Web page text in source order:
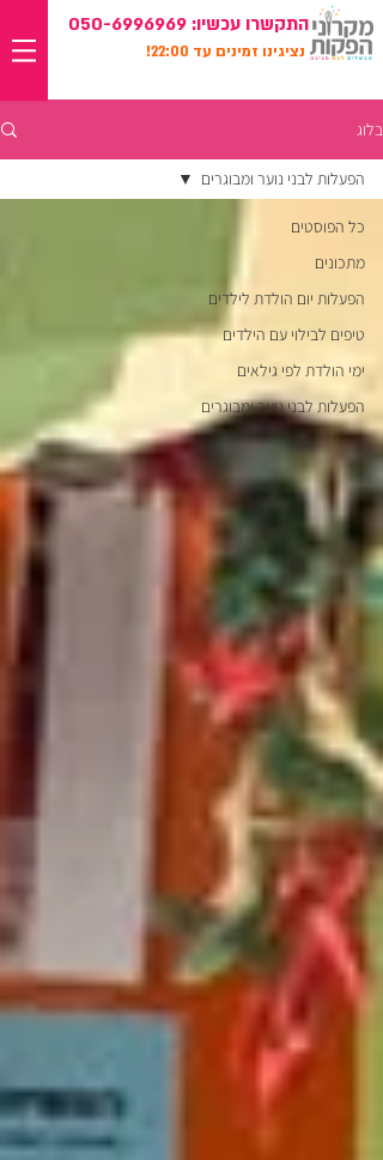
התקשרו עכשיו: 050-6996969
נציגינו זמינים עד 22:00!
בלוג
כל הפוסטים
מתכונים
הפעלות יום הולדת לילדים
טיפים לבילוי עם הילדים
ימי הולדת לפי גילאים
הפעלות לבני נוער ומבוגרים
הפעלות לבני נוער ומבוגרים